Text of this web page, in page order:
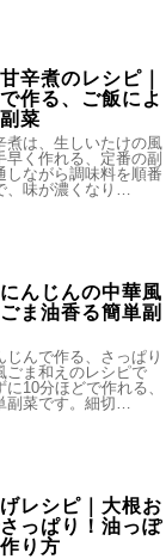
辛煮のレシピ｜
作る、ご飯によ
菜
煮は、生しいたけの風
早く作れる、定番の副
しながら調味料を順番
、味が濃くなり…
んじんの中華風
ま油香る簡単副
じんで作る、さっぱり
ごま和えのレシピで
10分ほどで作れる、
副菜です。細切…
レシピ｜大根お
っぱり！油っぽ
り方